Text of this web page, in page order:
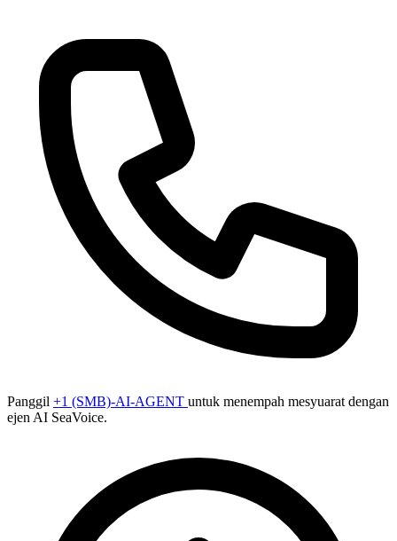
Panggil +1 (SMB)-AI-AGENT untuk menempah mesyuarat dengan
ejen AI SeaVoice.